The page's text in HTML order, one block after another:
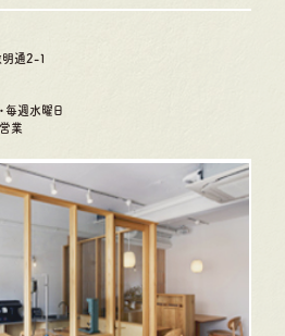
明通2-1
毎週水曜日
業